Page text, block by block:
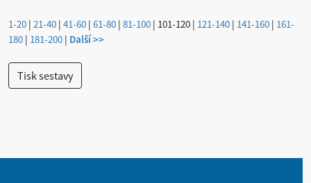
1-20 | 21-40 | 41-60 | 61-80 | 81-100 | 101-120 | 121-140 | 141-160 | 161-
180 | 181-200 | Další >>